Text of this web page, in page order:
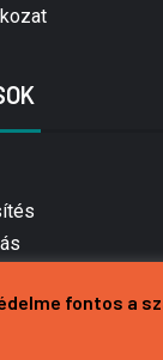
fontos a